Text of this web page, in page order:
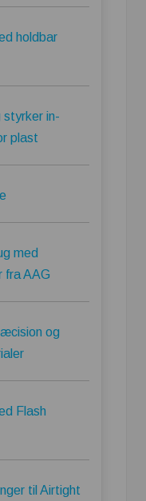
holdbar
styrker in-
plast
med
fra AAG
og
Flash
til Airtight